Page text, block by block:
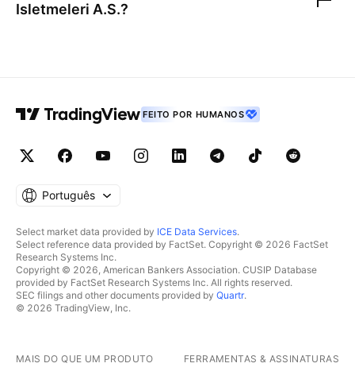
Isletmeleri A.S.?
FEITO POR HUMANOS
Português
Select market data provided by ICE Data Services.
Select reference data provided by FactSet. Copyright © 2026 FactSet
Research Systems Inc.
Copyright © 2026, American Bankers Association. CUSIP Database
provided by FactSet Research Systems Inc. All rights reserved.
SEC filings and other documents provided by Quartr.
© 2026 TradingView, Inc.
MAIS DO QUE UM PRODUTO FERRAMENTAS & ASSINATURAS